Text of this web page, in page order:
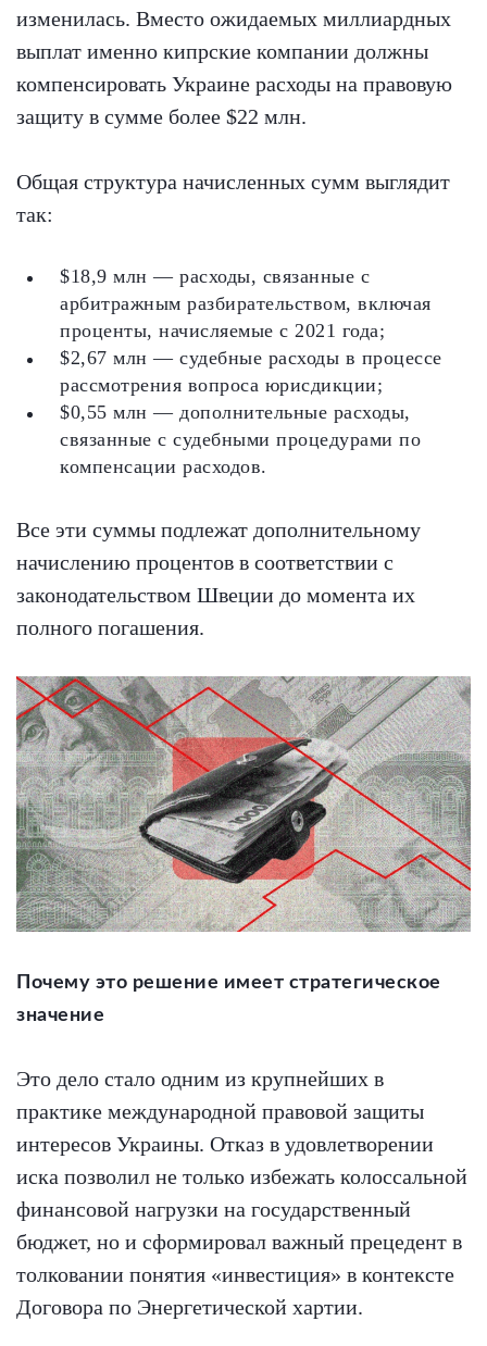
изменилась. Вместо ожидаемых миллиардных
выплат именно кипрские компании должны
компенсировать Украине расходы на правовую
защиту в сумме более $22 млн.
Общая структура начисленных сумм выглядит
так:
$18,9 млн — расходы, связанные с
арбитражным разбирательством, включая
проценты, начисляемые с 2021 года;
$2,67 млн — судебные расходы в процессе
рассмотрения вопроса юрисдикции;
$0,55 млн — дополнительные расходы,
связанные с судебными процедурами по
компенсации расходов.
Все эти суммы подлежат дополнительному
начислению процентов в соответствии с
законодательством Швеции до момента их
полного погашения.
Почему это решение имеет стратегическое
значение
Это дело стало одним из крупнейших в
практике международной правовой защиты
интересов Украины. Отказ в удовлетворении
иска позволил не только избежать колоссальной
финансовой нагрузки на государственный
бюджет, но и сформировал важный прецедент в
толковании понятия «инвестиция» в контексте
Договора по Энергетической хартии.